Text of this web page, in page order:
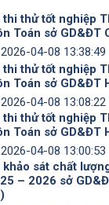
thi thử tốt nghiệp
Toán sở GD&ĐT
2026-04-08 13:38:49
thi thử tốt nghiệp
Toán sở GD&ĐT
2026-04-08 13:08:22
thi thử tốt nghiệp
Toán sở GD&ĐT
2026-04-08 13:00:53
khảo sát chất
– 2026 sở